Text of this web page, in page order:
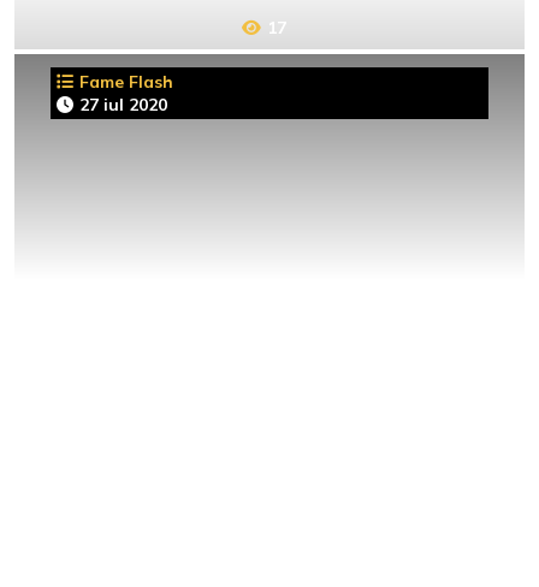
17
Fame Flash
27 iul 2020